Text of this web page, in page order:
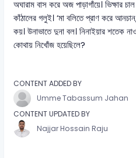
অঘারাম বাস করে অজ পাড়াগাঁয়ে। ভিক্ষার
কাঁঠালের গলুই। ‘মা বলিতে প্রাণ করে
কয়। উনাভাতে দুনা বল। নিনাইয়ার শতেক
কোথায় নিখোঁজ হয়েছিলে?
CONTENT ADDED BY
Umme Tabassum Jahan
CONTENT UPDATED BY
Najjar Hossain Raju